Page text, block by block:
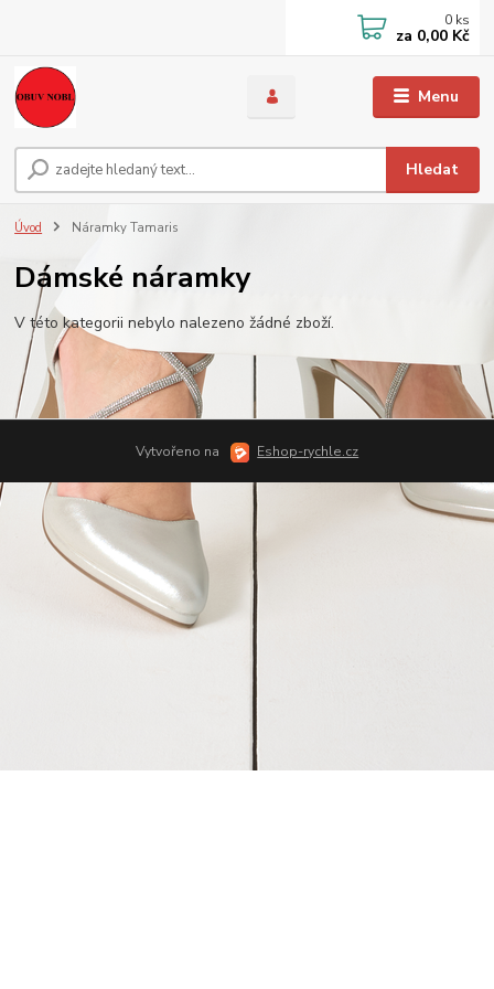
Menu
Hledat
0 ks
za 0,00 Kč
Úvod Náramky Tamaris
Dámské náramky
V této kategorii nebylo nalezeno žádné zboží.
Vytvořeno na Eshop-rychle.cz